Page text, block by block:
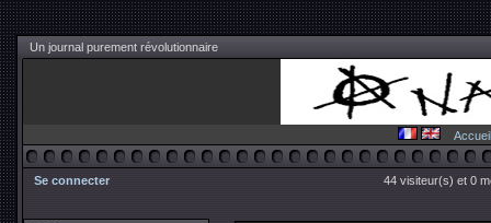
Un journal purement révolutionnaire
Accueil
Se connecter 44 visiteur(s) et 0